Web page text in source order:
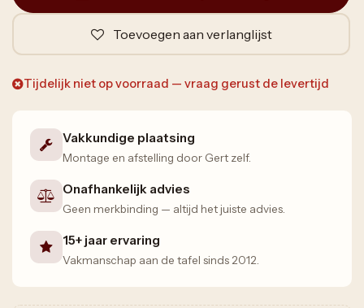
Toevoegen aan verlanglijst
Tijdelijk niet op voorraad — vraag gerust de levertijd
Vakkundige plaatsing
Montage en afstelling door Gert zelf.
Onafhankelijk advies
Geen merkbinding — altijd het juiste advies.
15+ jaar ervaring
Vakmanschap aan de tafel sinds 2012.